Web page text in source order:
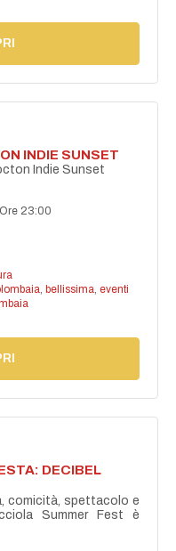
INDIE SUNSET
Indie Sunset
23:00
, bellissima, eventi
DECIBEL
comicità, spettacolo e
Summer Fest è